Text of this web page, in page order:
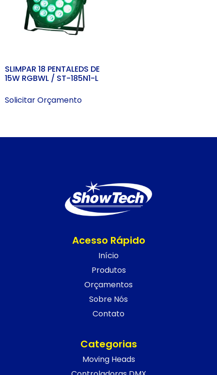
SLIMPAR 18 PENTALEDS DE
15W RGBWL / ST-185N1-L
Solicitar Orçamento
Acesso Rápido
Início
Produtos
Orçamentos
Sobre Nós
Contato
Categorias
Moving Heads